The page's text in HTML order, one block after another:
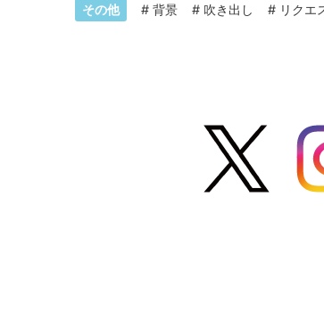
その他 # 背景 # 吹き出し # リクエ